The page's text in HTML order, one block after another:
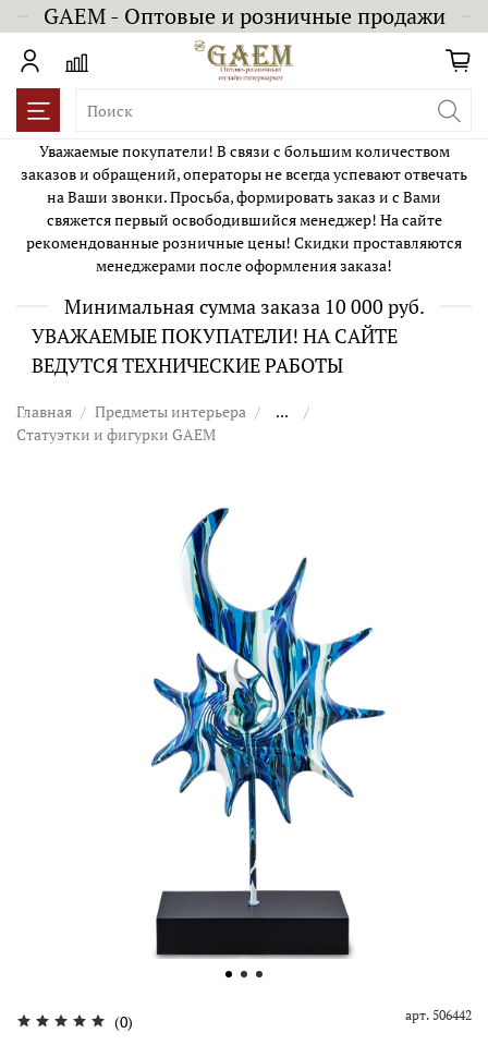
GAEM - Оптовые и розничные продажи
Уважаемые покупатели! В связи с большим количеством
заказов и обращений, операторы не всегда успевают отвечать
на Ваши звонки. Просьба, формировать заказ и с Вами
свяжется первый освободившийся менеджер! На сайте
рекомендованные розничные цены! Скидки проставляются
менеджерами после оформления заказа!
Минимальная сумма заказа 10 000 руб.
УВАЖАЕМЫЕ ПОКУПАТЕЛИ! НА САЙТЕ
ВЕДУТСЯ ТЕХНИЧЕСКИЕ РАБОТЫ
Главная Предметы интерьера
...
Статуэтки и фигурки GAEM
(0) арт. 506442